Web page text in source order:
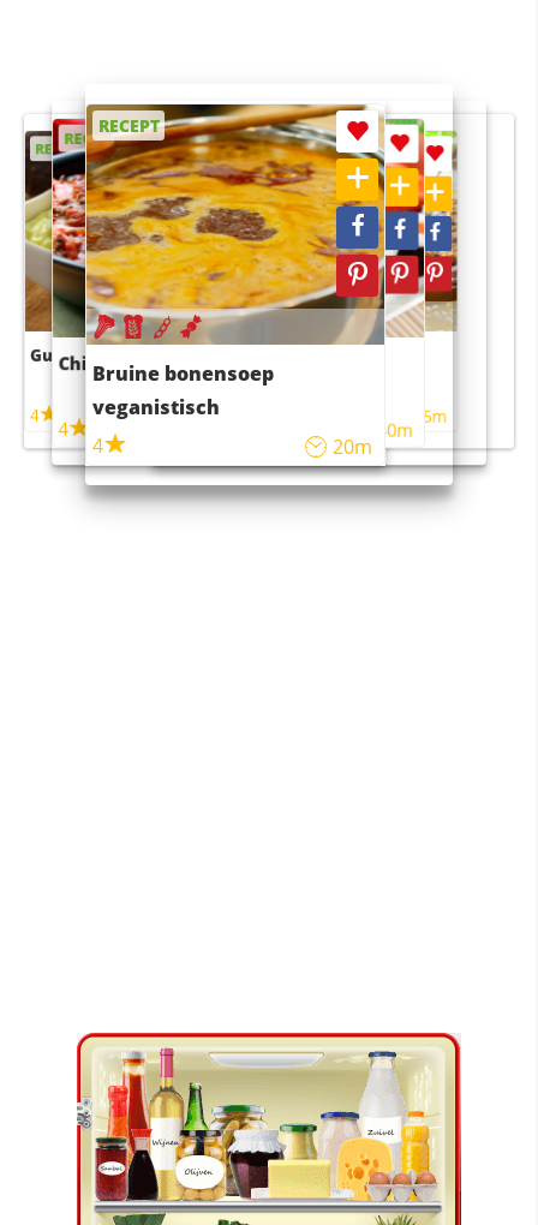
RECEPT
Guacamole
4
RECEPT
Chili con carne
4 45m
RECEPT
Bruine bonensoep
veganistisch
4
20m
RECEPT
Sushi rijstsalade
maaltijdsalade
40m
RECEPT
4 55m